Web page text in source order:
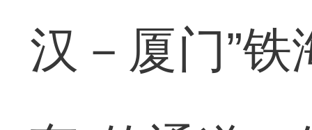
汉－厦门”